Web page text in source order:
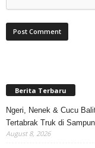
Berita Terbaru
Ngeri, Nenek & Cucu
Tertabrak Truk di
August 8, 2026